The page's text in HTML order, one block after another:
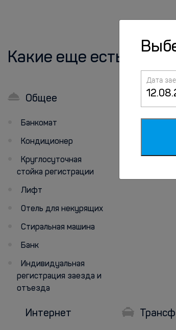
Какие еще есть
Общее
Банкомат
Кондиционер
Круглосуточная
стойка регистрации
Лифт
Отель для некурящих
Стиральная машина
Банк
Индивидуальная
регистрация заезда и
отъезда
В
Интернет
Дата